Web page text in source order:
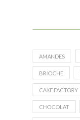
AMANDES
BRIOCHE
CAKE FACTORY
CHOCOLAT